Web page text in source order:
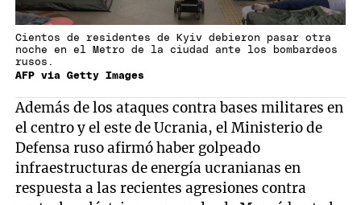
AFP via Getty Images
Cientos de residentes de Kyiv debieron pasar otra
noche en el Metro de la ciudad ante los bombardeos
rusos.
Además de los ataques contra bases militares en
el centro y el este de Ucrania, el Ministerio de
Defensa ruso afirmó haber golpeado
infraestructuras de energía ucranianas en
respuesta a las recientes agresiones contra